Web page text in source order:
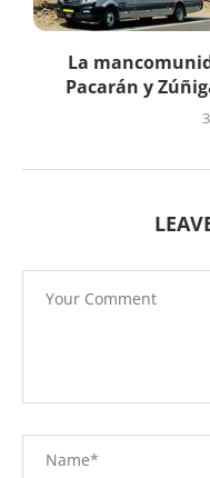
La
Pacarán y